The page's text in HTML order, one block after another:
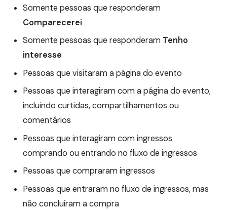
Somente pessoas que responderam
Comparecerei
Somente pessoas que responderam Tenho
interesse
Pessoas que visitaram a página do evento
Pessoas que interagiram com a página do evento,
incluindo curtidas, compartilhamentos ou
comentários
Pessoas que interagiram com ingressos
comprando ou entrando no fluxo de ingressos
Pessoas que compraram ingressos
Pessoas que entraram no fluxo de ingressos, mas
não concluíram a compra